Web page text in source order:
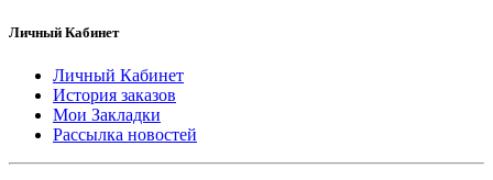
Личный Кабинет
Личный Кабинет
История заказов
Мои Закладки
Рассылка новостей